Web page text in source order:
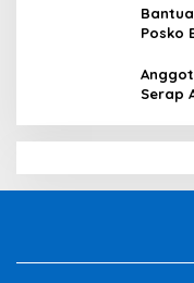
Posko
Serap